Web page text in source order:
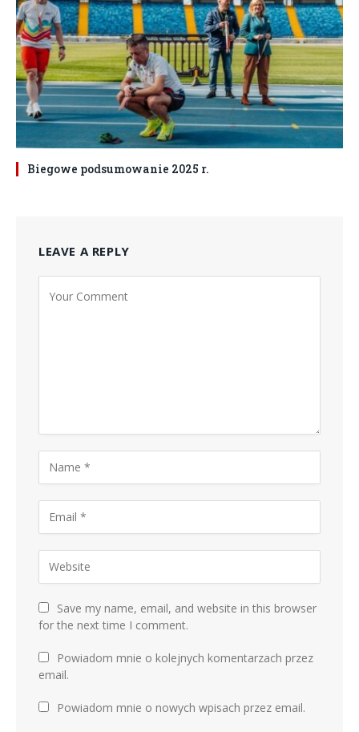
Biegowe podsumowanie 2025 r.
LEAVE A REPLY
Save my name, email, and website in this browser
for the next time I comment.
Powiadom mnie o kolejnych komentarzach przez
email.
Powiadom mnie o nowych wpisach przez email.